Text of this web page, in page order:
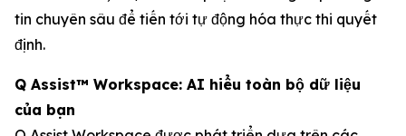
tin chuyên sâu để tiến tới tự động hóa thực thi quyết
định.
Q Assist™ Workspace: AI hiểu toàn bộ dữ liệu
của bạn